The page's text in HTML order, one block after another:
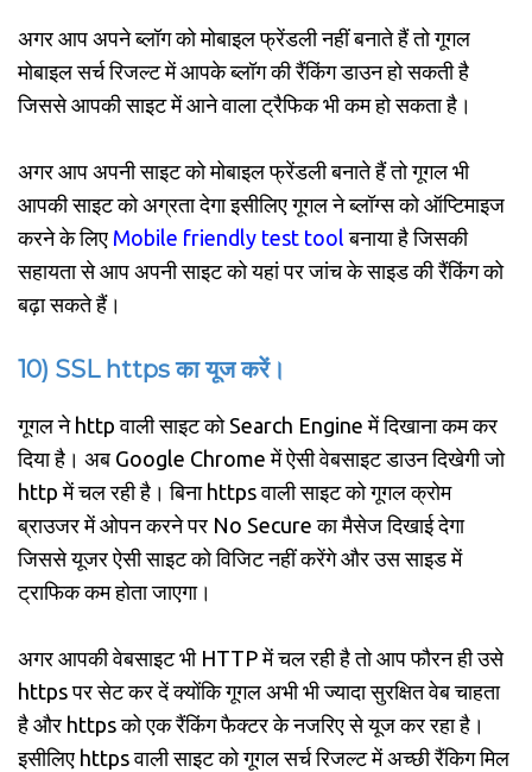
अगर आप अपने ब्लॉग को मोबाइल फ्रेंडली नहीं बनाते हैं तो गूगल
मोबाइल सर्च रिजल्ट में आपके ब्लॉग की रैंकिंग डाउन हो सकती है
जिससे आपकी साइट में आने वाला ट्रैफिक भी कम हो सकता है।
अगर आप अपनी साइट को मोबाइल फ्रेंडली बनाते हैं तो गूगल भी
आपकी साइट को अग्रता देगा इसीलिए गूगल ने ब्लॉग्स को ऑप्टिमाइज
करने के लिए Mobile friendly test tool बनाया है जिसकी
सहायता से आप अपनी साइट को यहां पर जांच के साइड की रैंकिंग को
बढ़ा सकते हैं।
10) SSL https का यूज करें।
गूगल ने http वाली साइट को Search Engine में दिखाना कम कर
दिया है। अब Google Chrome में ऐसी वेबसाइट डाउन दिखेगी जो
http में चल रही है। बिना https वाली साइट को गूगल क्रोम
ब्राउजर में ओपन करने पर No Secure का मैसेज दिखाई देगा
जिससे यूजर ऐसी साइट को विजिट नहीं करेंगे और उस साइड में
ट्राफिक कम होता जाएगा।
अगर आपकी वेबसाइट भी HTTP में चल रही है तो आप फौरन ही उसे
https पर सेट कर दें क्योंकि गूगल अभी भी ज्यादा सुरक्षित वेब चाहता
है और https को एक रैंकिंग फैक्टर के नजरिए से यूज कर रहा है।
इसीलिए https वाली साइट को गूगल सर्च रिजल्ट में अच्छी रैंकिग मिल